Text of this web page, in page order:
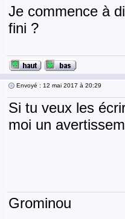
Je commence à
fini ?
Envoyé : 12 mai 2017 à 20:29
Si tu veux les
moi un
Grominou